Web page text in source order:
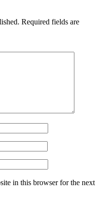
Required fields are
in this browser for the next